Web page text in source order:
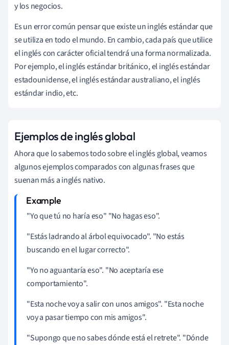
y los negocios.
Es un error común pensar que existe un inglés estándar que
se utiliza en todo el mundo. En cambio, cada país que utilice
el inglés con carácter oficial tendrá una forma normalizada.
Por ejemplo, el inglés estándar británico, el inglés estándar
estadounidense, el inglés estándar australiano, el inglés
estándar indio, etc.
Ejemplos de inglés global
Ahora que lo sabemos todo sobre el inglés global, veamos
algunos ejemplos comparados con algunas frases que
suenan más a inglés nativo.
"Yo que tú no haría eso" "No hagas eso".
"Estás ladrando al árbol equivocado". "No estás
buscando en el lugar correcto".
"Yo no aguantaría eso". "No aceptaría ese
comportamiento".
"Esta noche voy a salir con unos amigos". "Esta noche
voy a pasar tiempo con mis amigos".
"Supongo que no sabes dónde está el retrete". "Dónde